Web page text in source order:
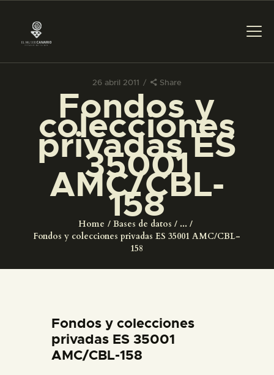
26 abril 2011 Share
Fondos y
colecciones
privadas ES
35001
AMC/CBL-
158
Home Bases de datos
...
Fondos y colecciones privadas ES 35001 AMC/CBL-
158
PREPARAR LA VISITA
ACTIVIDADES
█
EL MUSEO
COLECCIONES
ESPAÑOL
PREPARAR LA VISITA
Fondos y colecciones
privadas ES 35001
AMC/CBL-158